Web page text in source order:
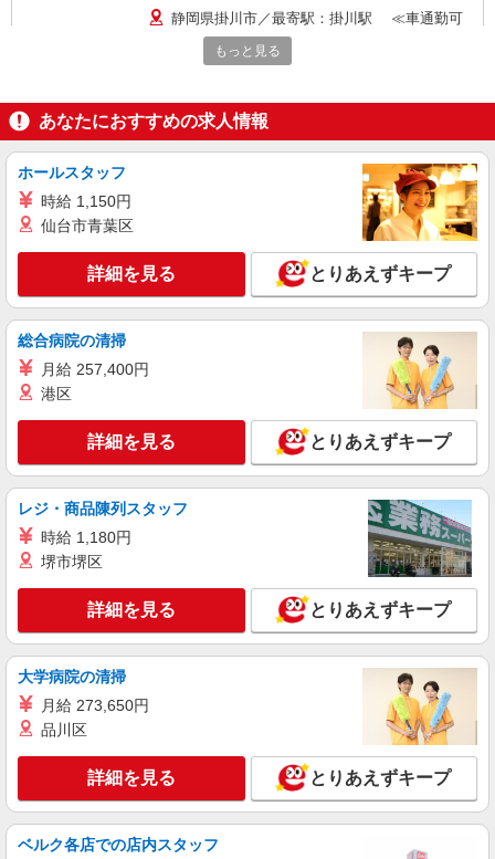
静岡県掛川市／最寄駅：掛川駅 ≪車通勤可
パーソルテンプスタッフ株式会社 静岡コーディネートセンター（浜
松）/26-0509021
＜掛川エリア＞金属加工メーカーでのジムのお
時給1350円
静岡県掛川市／最寄駅：掛川駅 ≪車通勤可
≫ 無料パーキングあり
キープ 詳細を見る
派遣社員
パーソルテンプスタッフ株式会社 静岡コーディネートセンター（浜
松）/26-0509144
［￥1350］食堂あり◆長期♪ジムのお仕事♪/掛
川
時給1350円 【月収例】￥226,800（￥1350×8
静岡県掛川市／最寄駅：掛川駅、菊川（静岡
県）駅 ≪車通勤可≫
キープ 詳細を見る
派遣社員
パーソルテンプスタッフ株式会社 静岡コーディネートセンター（浜
松）/26-0482610
ツコツ入力がスキな方必見♪
時給1350円 【月収例】￥226,800（￥1350×8
時間×21日） +残業代 +交通費
静岡県掛川市／最寄駅：掛川駅、西掛川駅
もっと見る
あなたにおすすめの求人情報
ホールスタッフ
時給 1,150円
仙台市青葉区
詳細を見る とりあえずキープ
総合病院の清掃
月給 257,400円
港区
詳細を見る とりあえずキープ
レジ・商品陳列スタッフ
時給 1,180円
堺市堺区
詳細を見る とりあえずキープ
大学病院の清掃
月給 273,650円
品川区
詳細を見る とりあえずキープ
ベルク各店での店内スタッフ